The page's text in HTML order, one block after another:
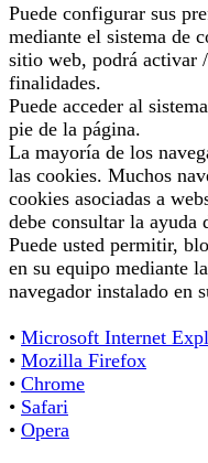
Puede configurar sus
mediante el sistema de
sitio web, podrá activar
finalidades.
Puede acceder al
pie de la página.
La mayoría de los
las cookies. Muchos
cookies asociadas a
debe consultar la ayuda
Puede usted permitir,
en su equipo mediante
navegador instalado en
• Microsoft Internet
• Mozilla Firefox
• Chrome
• Safari
• Opera